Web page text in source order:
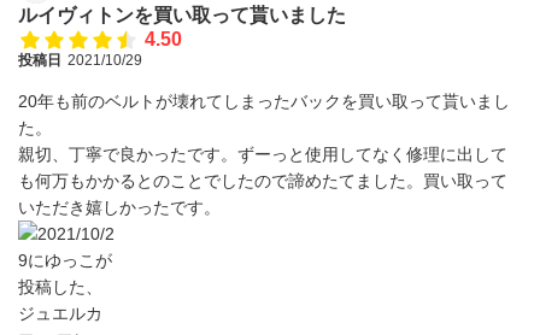
ルイヴィトンを買い取って貰いました
4.50
投稿日 2021/10/29
20年も前のベルトが壊れてしまったバックを買い取って貰いまし
た。
親切、丁寧で良かったです。ずーっと使用してなく修理に出して
も何万もかかるとのことでしたので諦めたてました。買い取って
いただき嬉しかったです。